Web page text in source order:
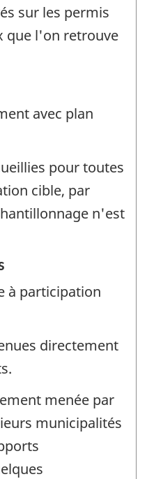
sur les permis
que l'on retrouve
avec plan
pour toutes
cible, par
n'est
à participation
directement
menée par
municipalités